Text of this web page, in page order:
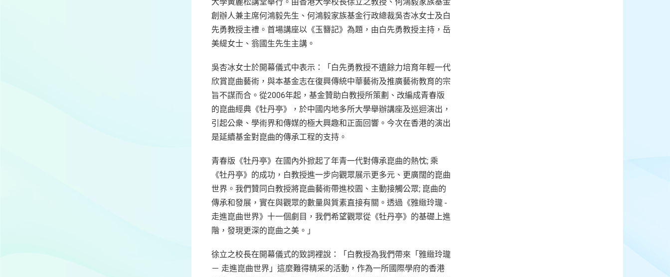
創辦人兼主席何鴻毅先生、何鴻毅家族基金行政總裁吳杏冰女士及白
先勇教授主禮。首場講座以《玉簪記》為題，由白先勇教授主持，岳
美緹女士、翁國生先生主講。
吳杏冰女士於開幕儀式中表示：「白先勇教授不遺餘力培育年輕一代
欣賞崑曲藝術，與本基金志在復興傳統中華藝術及推廣藝術教育的宗
旨不謀而合。從2006年起，基金贊助白教授所策劃、改編成青春版
的崑曲經典《牡丹亭》，於中國内地多所大學舉辦講座及巡迴演出，
引起公衆、學術界和傳媒的極大興趣和正面回響。今次在香港的演出
是延續基金對崑曲的傳承工程的支持。
青春版《牡丹亭》在國內外掀起了年青一代對傳承崑曲的熱忱; 乘
《牡丹亭》的成功，白教授進一步向觀眾展示更多元、更廣闊的崑曲
世界。我們贊同白教授將崑曲藝術帶進校園、主動接觸公眾; 崑曲的
傳承和發展，實在與觀眾的數量與質素直接有關。透過《雅緻玲瓏 -
走進崑曲世界》十一個劇目，我們希望觀眾從《牡丹亭》的基礎上進
階，發現更深的崑曲之美。」
徐立之校長在開幕儀式的致詞裡說：「白教授為我們帶來「雅緻玲瓏
－ 走進崑曲世界」這麼難得精采的活動，作為一所國際學府的香港